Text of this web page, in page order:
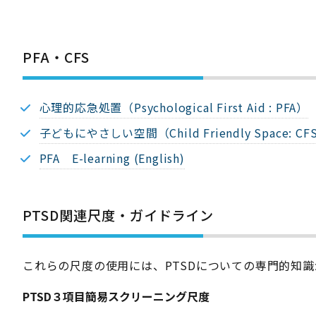
PFA・CFS
心理的応急処置（Psychological First Aid : PFA）
子どもにやさしい空間（Child Friendly Space: CFS
PFA E-learning (English)
PTSD関連尺度・ガイドライン
これらの尺度の使用には、PTSDについての専門的知識
PTSD３項目簡易スクリーニング尺度